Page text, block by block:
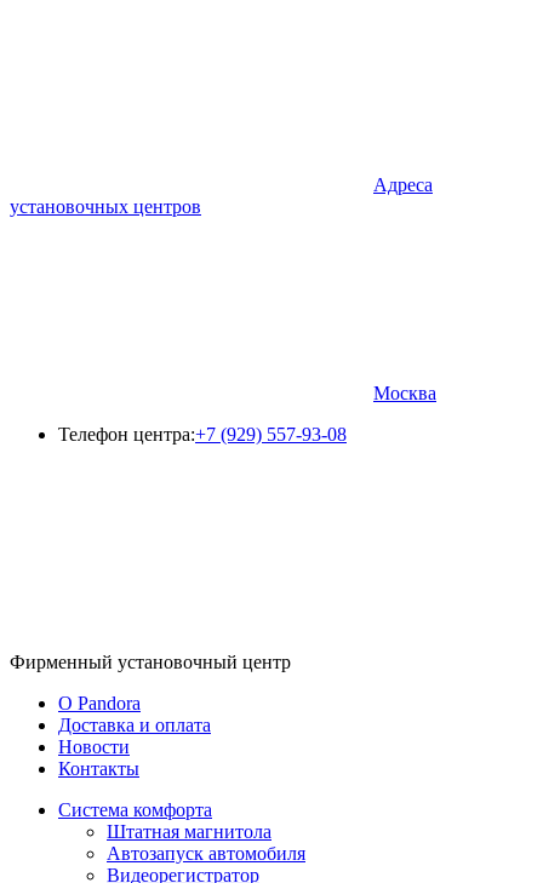
Адреса
установочных центров
Москва
Телефон центра:+7 (929) 557-93-08
Фирменный установочный центр
O Pandora
Доставка и оплата
Новости
Контакты
Система комфорта
Штатная магнитола
Автозапуск автомобиля
Видеорегистратор